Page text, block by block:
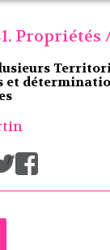
Propriétés
et
/